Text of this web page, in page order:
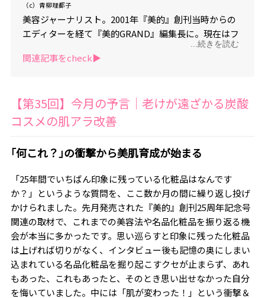
（c）青柳理都子
美容ジャーナリスト。2001年『美的』創刊当時からの
エディターを経て『美的GRAND』編集長に。現在はフ
リーランスで活動中。老けない美容をまとめた新刊
『60歳の｢キレイの壁｣をのりこえる』（主婦の友社）
日の20時配信中。
...続きを読む
関連記事をcheck▶︎
【第35回】今月の予言｜老けが遠ざかる炭酸
コスメの肌アラ改善
｢何これ？｣の衝撃から美肌育成が始まる
「25年間でいちばん印象に残っている化粧品はなんです
か？」というような質問を、ここ数か月の間に繰り返し投げ
かけられました。先月発売された『美的』創刊25周年記念号
関連の取材で、これまでの美容法や名品化粧品を振り返る機
会が本当に多かったです。思い巡らすと印象に残った化粧品
は上げれば切りがなく、インタビュー後も記憶の奥にしまい
込まれている名品化粧品を掘り起こすクセが止まらず、あれ
もあった、これもあったと、そのとき思い出せなかった自分
を悔いていました。中には「肌が変わった！」という衝撃＆